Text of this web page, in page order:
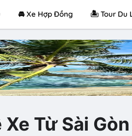
🚘 Xe Hợp Đồng 🏝 Tour Du
Từ Sài